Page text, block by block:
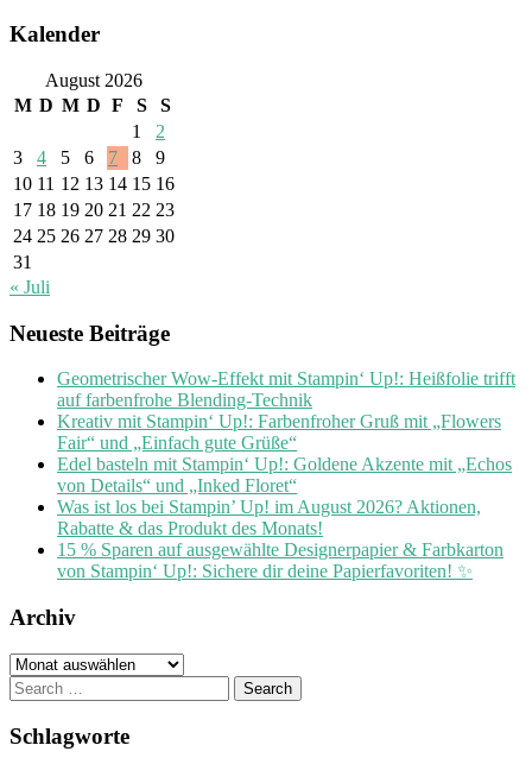
Kalender
August 2026
M D M D F S
S
1
2
3
4 5 6 7 8
9
10 11 12 13 14 15 16
17 18 19 20 21 22 23
24 25 26 27 28 29 30
31
« Juli
Neueste Beiträge
Geometrischer Wow-Effekt mit Stampin‘ Up!: Heißfolie trifft
auf farbenfrohe Blending-Technik
Kreativ mit Stampin‘ Up!: Farbenfroher Gruß mit „Flowers
Fair“ und „Einfach gute Grüße“
Edel basteln mit Stampin‘ Up!: Goldene Akzente mit „Echos
von Details“ und „Inked Floret“
Was ist los bei Stampin’ Up! im August 2026? Aktionen,
Rabatte & das Produkt des Monats!
15 % Sparen auf ausgewählte Designerpapier & Farbkarton
von Stampin‘ Up!: Sichere dir deine Papierfavoriten! ✨
Archiv
Archiv
Search
for:
Schlagworte